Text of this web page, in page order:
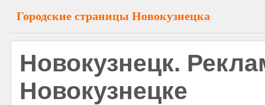
Городские страницы Новокузнецка
Новокузнецк.
Новокузнецке